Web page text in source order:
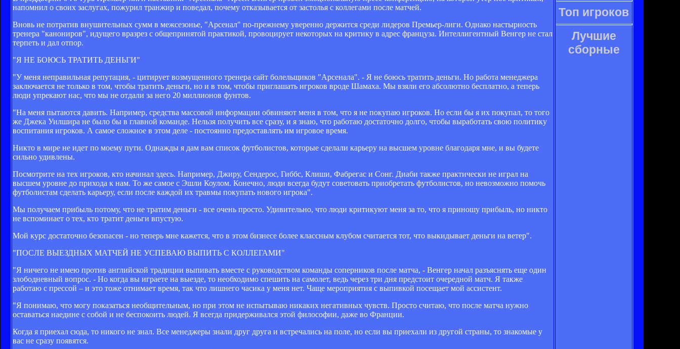
напомнил о своих заслугах, пожурил транжир и поведал, почему отказывается от застолья с коллегами после матчей.
Вновь не потратив внушительных сумм в межсезонье, "Арсенал" по-прежнему уверенно держится среди лидеров Премьер-лиги. Однако настырность
тренера "канониров", идущего вразрез с общепринятой практикой, провоцирует некоторых на критику в адрес француза. Интеллигентный Венгер не стал
терпеть и дал отпор.
"Я НЕ БОЮСЬ ТРАТИТЬ ДЕНЬГИ"
"У меня неправильная репутация, - цитирует возмущенного тренера сайт болельщиков "Арсенала". - Я не боюсь тратить деньги. Но работа менеджера
заключается не только в том, чтобы тратить деньги, но и в том, чтобы приглашать игроков вроде Шамаха. Мы взяли его абсолютно бесплатно, а теперь
люди упрекают нас, что мы не отдали за него 20 миллионов фунтов.
"На меня пытаются давить. Например, средства массовой информации обвиняют меня в том, что я не покупаю игроков. Но если бы я их покупал, то того
же Джека Уилшира не было бы в главной команде. Нельзя получить все сразу, и я знаю, что работаю достаточно долго, чтобы выработать свою политику
воспитания игроков. А самое сложное в этом деле - постоянно предоставлять им игровое время.
Никто в мире не идет по моему пути. Однажды я дам вам список футболистов, которые сделали карьеру на высшем уровне благодаря мне, и вы будете
сильно удивлены.
Посмотрите на тех игроков, кто начинал здесь. Например, Джиру, Сендерос, Гиббс, Клиши, Фабрегас и Сонг. Диаби также практически не играл на
высшем уровне до прихода к нам. То же самое с Эшли Коулом. Конечно, люди всегда будут советовать приобретать футболистов, но невозможно помочь
футболистам сделать карьеру, если после каждой их травмы покупать нового игрока".
Мы получаем прибыль потому, что не тратим деньги - все очень просто. Удивительно, что люди критикуют меня за то, что я приношу прибыль, но никто
не вспоминает о тех, кто тратит деньги впустую.
Мой курс достаточно безопасен - но теперь мне кажется, что в этом бизнесе более классным клубом считается тот, что выкидывает деньги на ветер".
"ПОСЛЕ ВЫЕЗДНЫХ МАТЧЕЙ НЕ УСПЕВАЮ ВЫПИТЬ С КОЛЛЕГАМИ"
"Я ничего не имею против английской традиции выпивать вместе с руководством команды соперников после матча, - Венгер начал разъяснять еще один
злободневный вопрос. - Но когда вы играете на выезде, то необходимо спешить на самолет, ведь через три дня предстоит очередной матч. Я также
работаю с прессой – и это тоже отнимает время, так что лишнего часика у меня нет. Чаще мероприятия с выпивкой посещает мой ассистент.
"Я понимаю, что могу показаться необщительным, но при этом не испытываю никаких негативных чувств. Просто считаю, что после матча нужно
оставаться наедине с собой и не беспокоить людей. Я всегда придерживался этой философии, даже во Франции.
Когда я приехал сюда, то никого не знал. Все менеджеры знали друг друга и встречались на поле, но если вы приехали из другой страны, то знакомые у
вас не сразу появятся.
Топ игроков
Лучшие
сборные